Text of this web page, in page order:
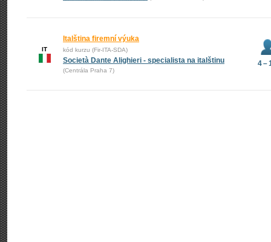
IT
Italština firemní výuka
kód kurzu (Fir-ITA-SDA)
Società Dante Alighieri - specialista na italštinu
(Centrála Praha 7)
4 –